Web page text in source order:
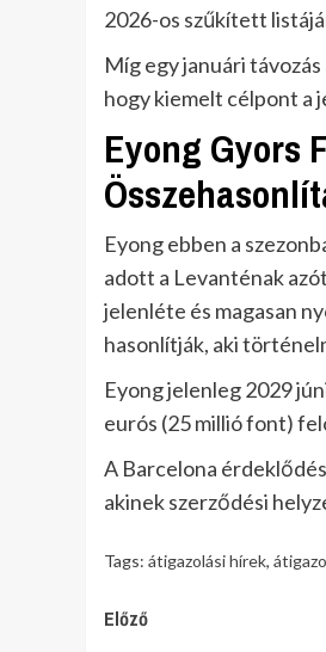
2026-os szűkített
Míg egy januári
hogy kiemelt célpont a
Eyong Gyors
Eyong ebben a
adott a Levanténak
jelenléte és magasan
hasonlítják, aki
Eyong jelenleg 2029
eurós (25 millió font)
A Barcelona
akinek szerződési
Tags: átigazolási hírek,
Continue
Előző